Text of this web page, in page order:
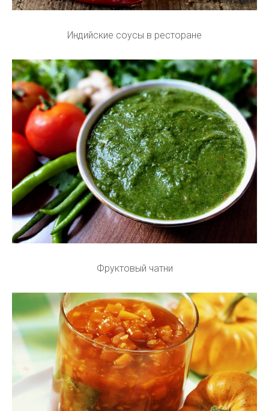
Индийские соусы в ресторане
Фруктовый чатни